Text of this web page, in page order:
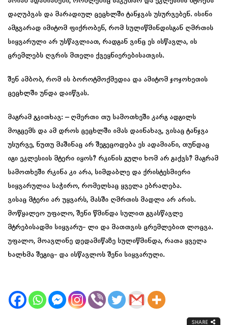
დაღუპვას და მარადიულ ცეცხლში ტანჯვას უსურვებენ. ისინი
ამგვარად იმიტომ ფიქრობენ, რომ სულიწმინდისგან ღმრთის
სიყვარული არ უსწავლიათ, რადგან ვინც ეს ისწავლა, ის
ცრემლებს ღვრის მთელი ქვეყნიერებისათვის.
შენ ამბობ, რომ ის ბოროტმოქმედია და ამიტომ ჯოჯოხეთის
ცეცხლში უნდა დაიწვას.
მაგრამ გკითხავ: – ღმერთი თუ სამოთხეში კარგ ადგილს
მოგცემს და ამ დროს ცეცხლში იმას დაინახავ, ვისაც ტანჯვა
უსურვე, ნუთუ მაშინაც არ შეგეცოდება ეს ადამიანი, თუნდაც
იგი ეკლესიის მტერი იყოს? რკინის გული ხომ არ გაქვს? მაგრამ
სამოთხეში რკინა კი არა, სიმდაბლე და ქრისტესმიერი
სიყვარულია საჭირო, რომელსაც ყველა ებრალება.
ვისაც მტერი არ უყვარს, მასში ღმრთის მადლი არ არის.
მოწყალეო უფალო, შენი წმინდა სულით გვასწავლე
მტრებისადმი სიყვარუ- ლი და მათთვის ცრემლებით ლოცვა.
უფალო, მოავლინე დედამიწაზე სულიწმინდა, რათა ყველა
ხალხმა შეგიც- და ისწავლოს შენი სიყვარული.
SHARE